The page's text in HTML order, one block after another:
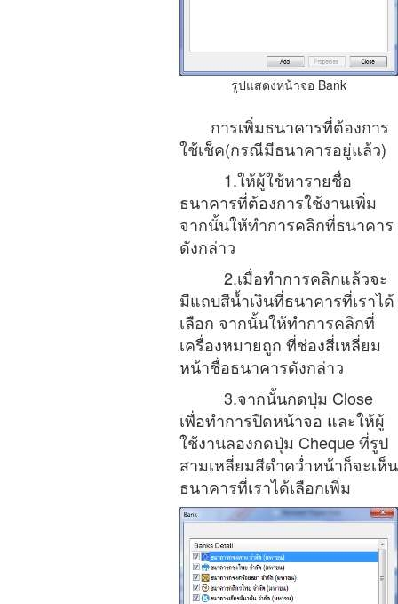
รูปแสดงหน้าจอ Bank
การเพิ่มธนาคารที่ต้องการ
ใช้เช็ค(กรณีมีธนาคารอยู่แล้ว)
1.ให้ผู้ใช้หารายชื่อ
ธนาคารที่ต้องการใช้งานเพิ่ม
จากนั้นให้ทำการคลิกที่ธนาคาร
ดังกล่าว
2.เมื่อทำการคลิกแล้วจะ
มีแถบสีน้ำเงินที่ธนาคารที่เราได้
เลือก จากนั้นให้ทำการคลิกที่
เครื่องหมายถูก ที่ช่องสี่เหลี่ยม
หน้าชื่อธนาคารดังกล่าว
3.จากนั้นกดปุ่ม Close
เพื่อทำการปิดหน้าจอ และให้ผู้
ใช้งานลองกดปุ่ม Cheque ที่รูป
สามเหลี่ยมสีดำคว่ำหน้าก็จะเห็น
ธนาคารที่เราได้เลือกเพิ่ม